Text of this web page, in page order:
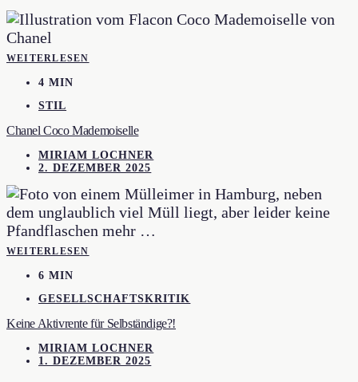
WEITERLESEN
4 MIN
STIL
Chanel Coco Mademoiselle
MIRIAM LOCHNER
2. DEZEMBER 2025
WEITERLESEN
6 MIN
GESELLSCHAFTSKRITIK
Keine Aktivrente für Selbständige?!
MIRIAM LOCHNER
1. DEZEMBER 2025